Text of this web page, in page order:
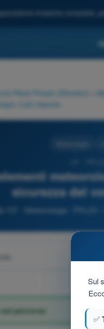
d'esame completa,
Pilota Privato (Elicotteri)
sicurezza del
107 - Meteorologia - PPL(H)
percorso
Sul
✅